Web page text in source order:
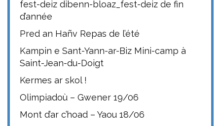
fest-deiz dibenn-bloaz_fest-deiz de fin
d’année
Pred an Hañv Repas de l’été
Kampin e Sant-Yann-ar-Biz Mini-camp à
Saint-Jean-du-Doigt
Kermes ar skol !
Olimpiadoù – Gwener 19/06
Mont d’ar c’hoad – Yaou 18/06